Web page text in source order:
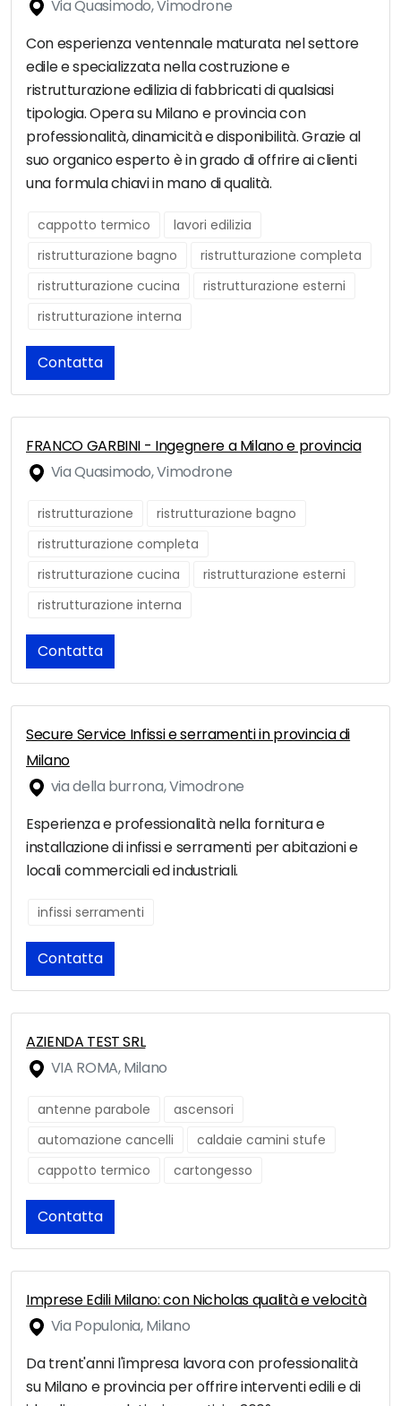
Via Quasimodo, Vimodrone
Con esperienza ventennale maturata nel settore
edile e specializzata nella costruzione e
ristrutturazione edilizia di fabbricati di qualsiasi
tipologia. Opera su Milano e provincia con
professionalità, dinamicità e disponibilità. Grazie al
suo organico esperto è in grado di offrire ai clienti
una formula chiavi in mano di qualità.
cappotto termico
lavori edilizia
ristrutturazione bagno
ristrutturazione completa
ristrutturazione cucina
ristrutturazione esterni
ristrutturazione interna
Contatta
FRANCO GARBINI - Ingegnere a Milano e provincia
Via Quasimodo, Vimodrone
ristrutturazione
ristrutturazione bagno
ristrutturazione completa
ristrutturazione cucina
ristrutturazione esterni
ristrutturazione interna
Contatta
Secure Service Infissi e serramenti in provincia di
Milano
via della burrona, Vimodrone
Esperienza e professionalità nella fornitura e
installazione di infissi e serramenti per abitazioni e
locali commerciali ed industriali.
infissi serramenti
Contatta
AZIENDA TEST SRL
VIA ROMA, Milano
antenne parabole
ascensori
automazione cancelli
caldaie camini stufe
cappotto termico
cartongesso
Contatta
Imprese Edili Milano: con Nicholas qualità e velocità
Via Populonia, Milano
Da trent'anni l'impresa lavora con professionalità
su Milano e provincia per offrire interventi edili e di